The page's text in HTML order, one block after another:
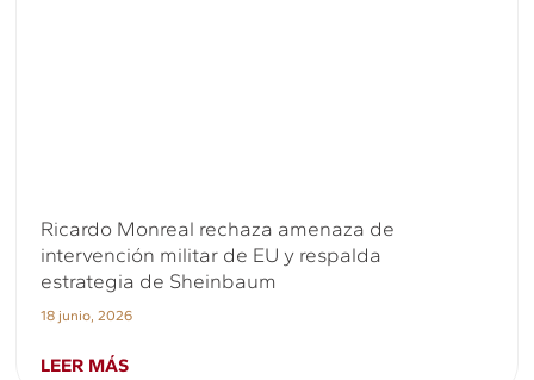
Ricardo Monreal rechaza amenaza de
intervención militar de EU y respalda
estrategia de Sheinbaum
18 junio, 2026
LEER MÁS